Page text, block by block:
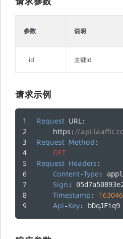
参数 说明
id 主键Id
请求示例
Request URL:
https : //
Request Method :
GET
Request Headers :
Content-Type:
Sign :
Timestamp :
Api-Key: bDqJFiq9